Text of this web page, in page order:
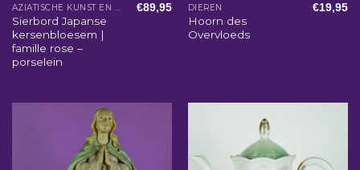
Sierbord Japanse
kersenbloesem |
famille rose –
porselein
€89,95 DIEREN
Hoorn des
Overvloeds
€19,95